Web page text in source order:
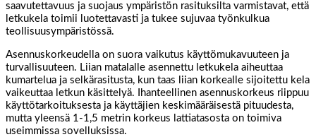
saavutettavuus ja suojaus ympäristön rasituksilta varmistavat, että
letkukela toimii luotettavasti ja tukee sujuvaa työnkulkua
teollisuusympäristössä.
Asennuskorkeudella on suora vaikutus käyttömukavuuteen ja
turvallisuuteen. Liian matalalle asennettu letkukela aiheuttaa
kumartelua ja selkärasitusta, kun taas liian korkealle sijoitettu kela
vaikeuttaa letkun käsittelyä. Ihanteellinen asennuskorkeus riippuu
käyttötarkoituksesta ja käyttäjien keskimääräisestä pituudesta,
mutta yleensä 1-1,5 metrin korkeus lattiatasosta on toimiva
useimmissa sovelluksissa.